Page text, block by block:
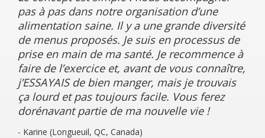
pas à pas dans notre organisation d’une
alimentation saine. Il y a une grande diversité
de menus proposés. Je suis en processus de
prise en main de ma santé. Je recommence à
faire de l’exercice et, avant de vous connaître,
j’ESSAYAIS de bien manger, mais je trouvais
ça lourd et pas toujours facile. Vous ferez
dorénavant partie de ma nouvelle vie !
- Karine (Longueuil, QC, Canada)